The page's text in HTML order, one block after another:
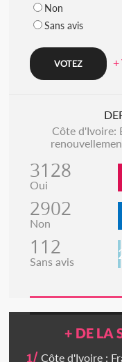
Non
Sans avis
+
Côte d'Ivoire:
3128
Oui
2902
Non
112
Sans avis
+ DE LA
1/ Côte d'Ivoire :